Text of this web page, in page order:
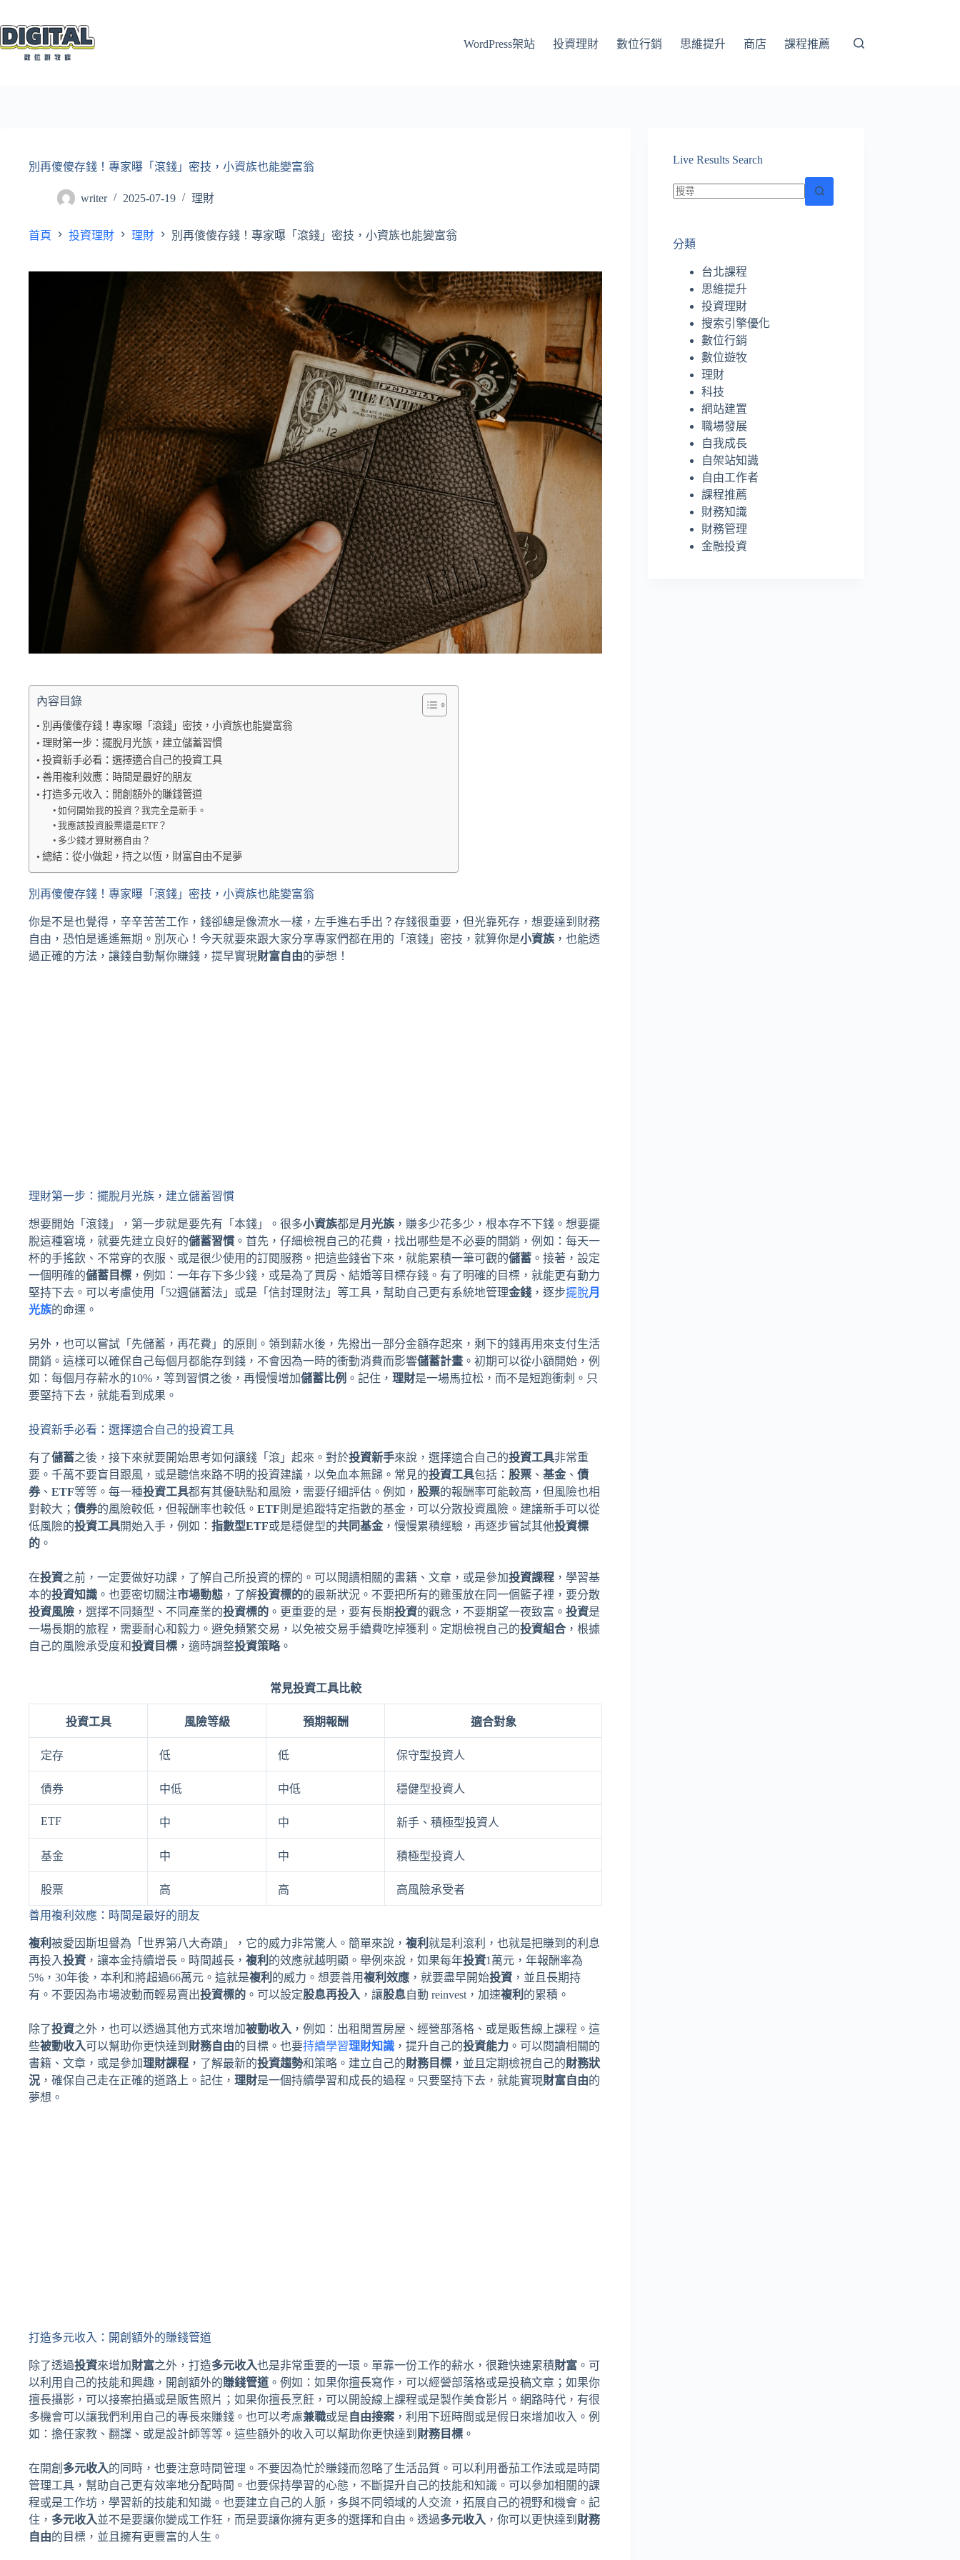
至
主
WordPress架站 投資理財 數位行銷 思維提升 商店 課程推薦
別再傻傻存錢！專家曝「滾錢」密技，小資族也能變富翁
writer 2025-07-19 理財
首頁 投資理財 理財 別再傻傻存錢！專家曝「滾錢」密技，小資族也能變富翁
內容目錄
別再傻傻存錢！專家曝「滾錢」密技，小資族也能變富翁
理財第一步：擺脫月光族，建立儲蓄習慣
投資新手必看：選擇適合自己的投資工具
善用複利效應：時間是最好的朋友
打造多元收入：開創額外的賺錢管道
如何開始我的投資？我完全是新手。
我應該投資股票還是ETF？
多少錢才算財務自由？
總結：從小做起，持之以恆，財富自由不是夢
別再傻傻存錢！專家曝「滾錢」密技，小資族也能變富翁
你是不是也覺得，辛辛苦苦工作，錢卻總是像流水一樣，左手進右手出？存錢很重要，但光靠死存，想要達到財務
自由，恐怕是遙遙無期。別灰心！今天就要來跟大家分享專家們都在用的「滾錢」密技，就算你是小資族 ，也能透
過正確的方法，讓錢自動幫你賺錢，提早實現財富自由的夢想！
理財第一步：擺脫月光族，建立儲蓄習慣
想要開始「滾錢」，第一步就是要先有「本錢」。很多小資族都是月光族 ，賺多少花多少，根本存不下錢。想要擺
脫這種窘境，就要先建立良好的儲蓄習慣 。首先，仔細檢視自己的花費，找出哪些是不必要的開銷，例如：每天一
杯的手搖飲、不常穿的衣服、或是很少使用的訂閱服務。把這些錢省下來，就能累積一筆可觀的儲蓄 。接著，設定
一個明確的儲蓄目標 ，例如：一年存下多少錢，或是為了買房、結婚等目標存錢。有了明確的目標，就能更有動力
堅持下去。可以考慮使用「52週儲蓄法」或是「信封理財法」等工具，幫助自己更有系統地管理金錢 ，逐步擺脫月
光族的命運。
另外，也可以嘗試「先儲蓄，再花費」的原則。領到薪水後，先撥出一部分金額存起來，剩下的錢再用來支付生活
開銷。這樣可以確保自己每個月都能存到錢，不會因為一時的衝動消費而影響儲蓄計畫 。初期可以從小額開始，例
如：每個月存薪水的10%，等到習慣之後，再慢慢增加儲蓄比例 。記住， 理財是一場馬拉松，而不是短跑衝刺。只
要堅持下去，就能看到成果。
投資新手必看：選擇適合自己的投資工具
有了儲蓄之後，接下來就要開始思考如何讓錢「滾」起來。對於投資新手來說，選擇適合自己的投資工具非常重
要。千萬不要盲目跟風，或是聽信來路不明的投資建議，以免血本無歸。常見的投資工具包括： 股票 、 基金 、 債
券、 ETF等等。每一種投資工具都有其優缺點和風險，需要仔細評估。例如， 股票的報酬率可能較高，但風險也相
對較大； 債券的風險較低，但報酬率也較低。 ETF則是追蹤特定指數的基金，可以分散投資風險。建議新手可以從
低風險的投資工具開始入手，例如： 指數型ETF或是穩健型的共同基金 ，慢慢累積經驗，再逐步嘗試其他投資標
的 。
在投資之前，一定要做好功課，了解自己所投資的標的。可以閱讀相關的書籍、文章，或是參加投資課程 ，學習基
本的投資知識 。也要密切關注市場動態 ，了解投資標的的最新狀況。不要把所有的雞蛋放在同一個籃子裡，要分散
投資風險 ，選擇不同類型、不同產業的投資標的 。更重要的是，要有長期投資的觀念，不要期望一夜致富。 投資是
一場長期的旅程，需要耐心和毅力。避免頻繁交易，以免被交易手續費吃掉獲利。定期檢視自己的投資組合 ，根據
自己的風險承受度和投資目標 ，適時調整投資策略。
常見投資工具比較
投資工具 風險等級 預期報酬 適合對象
定存 低 低 保守型投資人
債券 中低 中低 穩健型投資人
ETF 中 中 新手、積極型投資人
基金 中 中 積極型投資人
股票 高 高 高風險承受者
善用複利效應：時間是最好的朋友
複利 被愛因斯坦譽為「世界第八大奇蹟」，它的威力非常驚人。簡單來說， 複利 就是利滾利，也就是把賺到的利息
再投入投資 ，讓本金持續增長。時間越長， 複利 的效應就越明顯。舉例來說，如果每年投資1萬元，年報酬率為
5%，30年後，本利和將超過66萬元。這就是複利 的威力。想要善用複利效應 ，就要盡早開始投資 ，並且長期持
有。不要因為市場波動而輕易賣出投資標的 。可以設定股息再投入 ，讓股息自動 reinvest，加速複利 的累積。
除了投資之外，也可以透過其他方式來增加被動收入 ，例如：出租閒置房屋、經營部落格、或是販售線上課程。這
些被動收入可以幫助你更快達到 財務自由的目標。也要持續學習理財知識 ，提升自己的投資能力 。可以閱讀相關的
書籍、文章，或是參加理財課程 ，了解最新的投資趨勢和策略。建立自己的財務目標 ，並且定期檢視自己的財務狀
況 ，確保自己走在正確的道路上。記住， 理財是一個持續學習和成長的過程。只要堅持下去，就能實現財富自由的
夢想。
打造多元收入：開創額外的賺錢管道
除了透過投資來增加財富之外，打造多元收入也是非常重要的一環。單靠一份工作的薪水，很難快速累積財富 。可
以利用自己的技能和興趣，開創額外的賺錢管道 。例如：如果你擅長寫作，可以經營部落格或是投稿文章；如果你
擅長攝影，可以接案拍攝或是販售照片；如果你擅長烹飪，可以開設線上課程或是製作美食影片。網路時代，有很
多機會可以讓我們利用自己的專長來賺錢。也可以考慮兼職或是 自由接案 ，利用下班時間或是假日來增加收入。例
如：擔任家教、翻譯、或是設計師等等。這些額外的收入可以幫助你更快達到 財務目標 。
在開創 多元收入的同時，也要注意時間管理。不要因為忙於賺錢而忽略了生活品質。可以利用番茄工作法或是時間
管理工具，幫助自己更有效率地分配時間。也要保持學習的心態，不斷提升自己的技能和知識。可以參加相關的課
程或是工作坊，學習新的技能和知識。也要建立自己的人脈，多與不同領域的人交流，拓展自己的視野和機會。記
住， 多元收入並不是要讓你變成工作狂，而是要讓你擁有更多的選擇和自由。透過多元收入 ，你可以更快達到 財務
自由的目標，並且擁有更豐富的人生。
Live Results Search
到
分類
台北課程
思維提升
投資理財
搜索引擎優化
數位行銷
數位遊牧
理財
科技
網站建置
職場發展
自我成長
自架站知識
自由工作者
課程推薦
財務知識
財務管理
金融投資